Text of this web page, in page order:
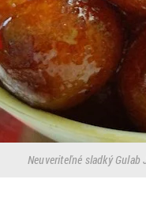
Neuveriteľné sladký Gulab